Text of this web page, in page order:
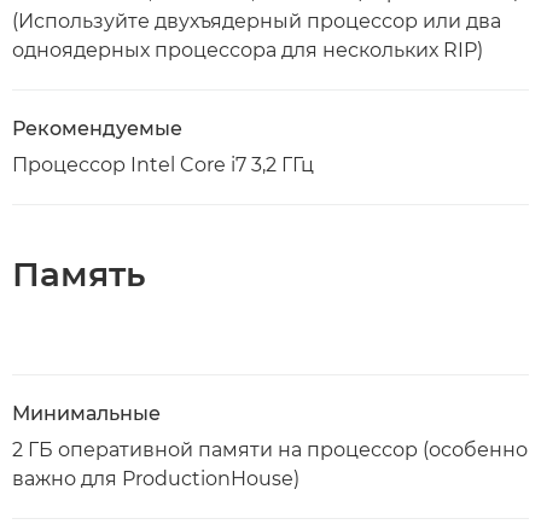
(Используйте двухъядерный процессор или два
одноядерных процессора для нескольких RIP)
Рекомендуемые
Процессор Intel Core i7 3,2 ГГц
Память
Минимальные
2 ГБ оперативной памяти на процессор (особенно
важно для ProductionHouse)